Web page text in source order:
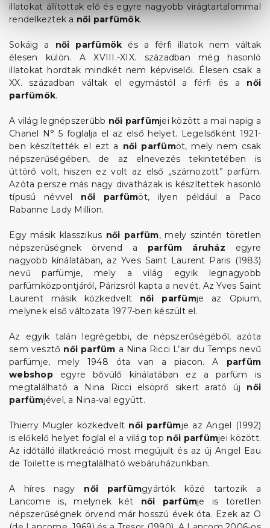
illatokat állítottak elő és egyre nagyobb virágtartalommal
rendelkeztek a női parfümök.
Sokáig a női parfümök és a férfi illatok nem váltak
élesen külön. A XVIII.-XIX. században még hasonló
illatokat hordtak mindkét nem képviselői. Élesen csak a
XX. században váltak el egymástól a férfi és a női
parfümök.
A világ legnépszerűbb női parfümjei között a mai napig a
Chanel N° 5 foglalja el az első helyet. Legelsőként 1921-
ben készítették el ezt a női parfümöt, mely nem csak
népszerűségében, de az elnevezés tekintetében is
úttörő volt, hiszen ez volt az első „számozott” parfüm.
Azóta persze más nagy divatházak is készítettek hasonló
típusú névvel női parfümöt, ilyen például a Paco
Rabanne Lady Million.
Egy másik klasszikus női parfüm, mely szintén töretlen
népszerűségnek örvend a parfüm áruház egyre
nagyobb kínálatában, az Yves Saint Laurent Paris (1983)
nevű parfümje, mely a világ egyik legnagyobb
parfümközpontjáról, Párizsról kapta a nevét. Az Yves Saint
Laurent másik közkedvelt női parfümje az Opium,
melynek első változata 1977-ben készült el.
Az egyik talán legrégebbi, de népszerűségéből, azóta
sem vesztő női parfüm a Nina Ricci L’air du Temps nevű
parfümje, mely 1948 óta van a piacon. A parfüm
webshopegyre bővülő kínálatában ez a parfüm is
megtalálható a Nina Ricci elsöprő sikert arató új női
parfümjével, a Nina-val együtt.
Thierry Mugler közkedvelt női parfümje az Angel (1992)
is előkelő helyet foglal el a világ top női parfümjei között.
Az időtálló illatkreáció most megújult és az új Angel Eau
de Toilette is megtalálható webáruházunkban.
A híres nagy női parfümgyártók közé tartozik a
Lancome is, melynek két női parfümje is töretlen
népszerűségnek örvend már hosszú évek óta. Ezek az O